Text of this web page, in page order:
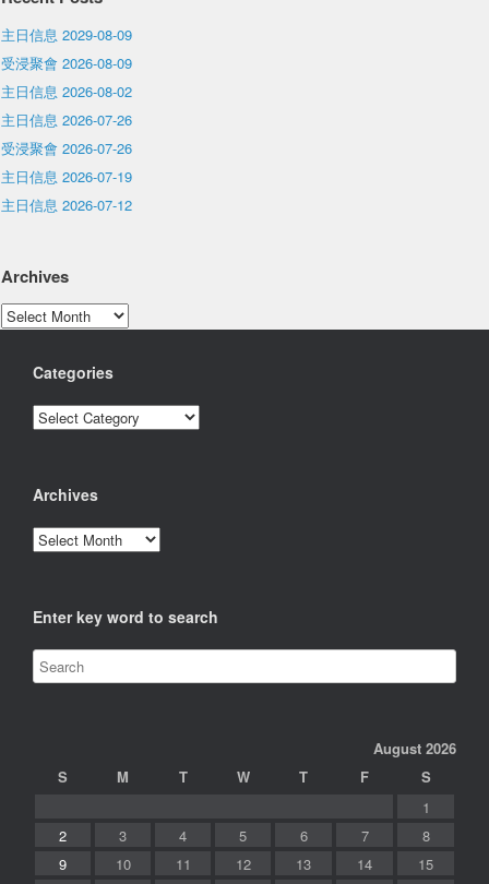
主日信息 2029-08-09
受浸聚會 2026-08-09
主日信息 2026-08-02
主日信息 2026-07-26
受浸聚會 2026-07-26
主日信息 2026-07-19
主日信息 2026-07-12
Archives
Archives
Categories
Categories
Archives
Archives
Enter key word to search
August 2026
S
M T W T F
S
1
2
3 4 5 6 7
8
9
10 11 12 13 14
15